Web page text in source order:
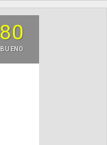
80
BUENO